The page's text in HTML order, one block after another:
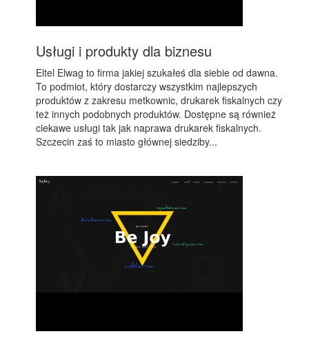
Usługi i produkty dla biznesu
Eltel Elwag to firma jakiej szukałeś dla siebie od dawna.
To podmiot, który dostarczy wszystkim najlepszych
produktów z zakresu metkownic, drukarek fiskalnych czy
też innych podobnych produktów. Dostępne są również
ciekawe usługi tak jak naprawa drukarek fiskalnych.
Szczecin zaś to miasto głównej siedziby...